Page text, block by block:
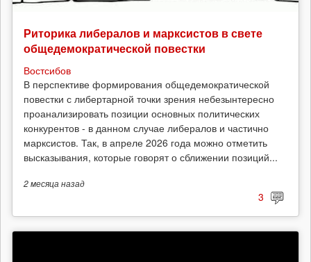
Риторика либералов и марксистов в свете
общедемократической повестки
Востсибов
В перспективе формирования общедемократической
повестки с либертарной точки зрения небезынтересно
проанализировать позиции основных политических
конкурентов - в данном случае либералов и частично
марксистов. Так, в апреле 2026 года можно отметить
высказывания, которые говорят о сближении позиций...
2 месяца назад
3